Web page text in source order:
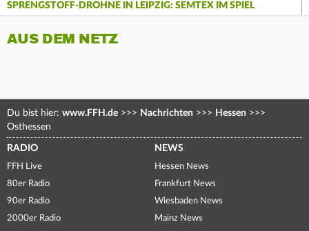
SPRENGSTOFF-DROHNE IN LEIPZIG: SEMTEX IM SPIEL
AUS DEM NETZ
Du bist hier: www.FFH.de >>> Nachrichten >>> Hessen >>>
Osthessen
RADIO
FFH Live
80er Radio
90er Radio
2000er Radio
NEWS
Hessen News
Frankfurt News
Wiesbaden News
Mainz News